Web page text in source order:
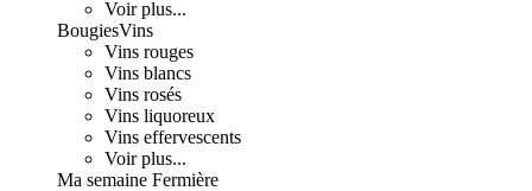
Voir plus...
BougiesVins
Vins rouges
Vins blancs
Vins rosés
Vins liquoreux
Vins effervescents
Voir plus...
Ma semaine Fermière